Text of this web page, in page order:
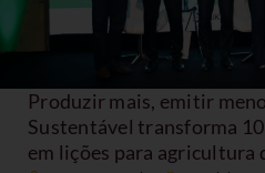
Produzir mais, emitir
Sustentável transforma
em lições para agricultura